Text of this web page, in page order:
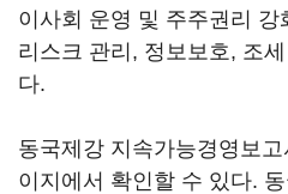
이사회 운영 및 주주권리
리스크 관리, 정보보호, 조
다.
동국제강 지속가능경영보
이지에서 확인할 수 있다.